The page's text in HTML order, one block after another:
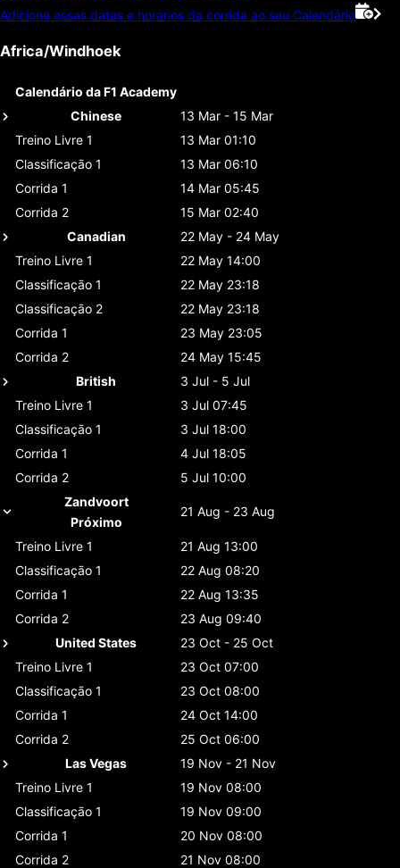
Adicione essas datas e horários da corrida ao seu Calendário
Africa/Windhoek
Calendário da F1 Academy
Chinese
13 Mar - 15 Mar
Treino Livre 1
13 Mar 01:10
Classificaçāo 1
13 Mar 06:10
Corrida 1
14 Mar 05:45
Corrida 2
15 Mar 02:40
Canadian
22 May - 24 May
Treino Livre 1
22 May 14:00
Classificaçāo 1
22 May 23:18
Classificaçāo 2
22 May 23:18
Corrida 1
23 May 23:05
Corrida 2
24 May 15:45
British
3 Jul - 5 Jul
Treino Livre 1
3 Jul 07:45
Classificaçāo 1
3 Jul 18:00
Corrida 1
4 Jul 18:05
Corrida 2
5 Jul 10:00
Zandvoort
Próximo
21 Aug - 23 Aug
Treino Livre 1
21 Aug 13:00
Classificaçāo 1
22 Aug 08:20
Corrida 1
22 Aug 13:35
Corrida 2
23 Aug 09:40
United States
23 Oct - 25 Oct
Treino Livre 1
23 Oct 07:00
Classificaçāo 1
23 Oct 08:00
Corrida 1
24 Oct 14:00
Corrida 2
25 Oct 06:00
Las Vegas
19 Nov - 21 Nov
Treino Livre 1
19 Nov 08:00
Classificaçāo 1
19 Nov 09:00
Corrida 1
20 Nov 08:00
Corrida 2
21 Nov 08:00